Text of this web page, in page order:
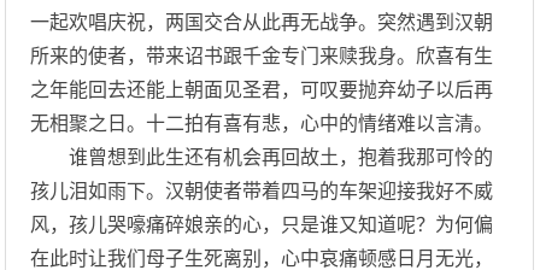
一起欢唱庆祝，两国交合从此再无战争。突然遇到汉朝
所来的使者，带来诏书跟千金专门来赎我身。欣喜有生
之年能回去还能上朝面见圣君，可叹要抛弃幼子以后再
无相聚之日。十二拍有喜有悲，心中的情绪难以言清。
谁曾想到此生还有机会再回故土，抱着我那可怜的
孩儿泪如雨下。汉朝使者带着四马的车架迎接我好不威
风，孩儿哭嚎痛碎娘亲的心，只是谁又知道呢？为何偏
在此时让我们母子生死离别，心中哀痛顿感日月无光，